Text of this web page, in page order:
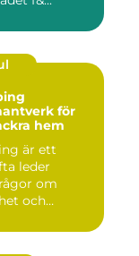
för
hem
är ett
leder
om
och